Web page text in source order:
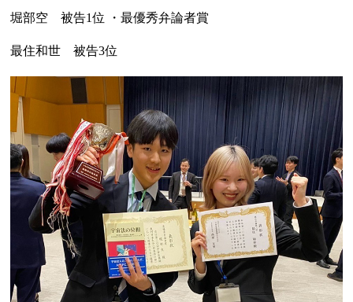
堀部空 被告1位 ・最優秀弁論者賞
最住和世 被告3位